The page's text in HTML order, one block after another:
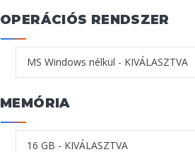
OPERÁCIÓS RENDSZER
MEMÓRIA